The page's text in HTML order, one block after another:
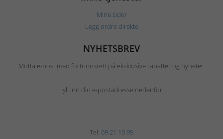
Mine sider
Legg ordre direkte
NYHETSBREV
Motta e-post med fortrinnsrett på eksklusive rabatter og nyheter.
Fyll inn din e-postadresse nedenfor.
Tel: 69 21 10 95